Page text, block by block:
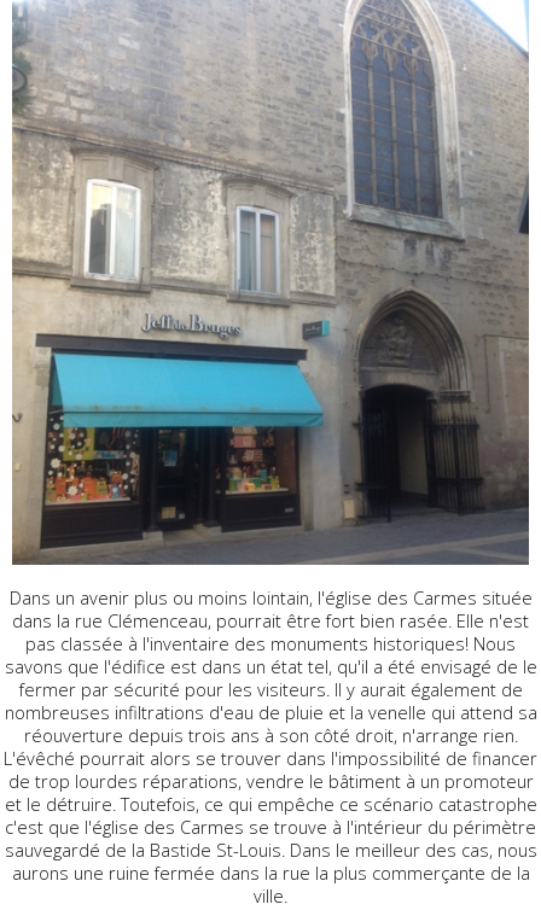
Dans un avenir plus ou moins lointain, l'église des Carmes située
dans la rue Clémenceau, pourrait être fort bien rasée. Elle n'est
pas classée à l'inventaire des monuments historiques! Nous
savons que l'édifice est dans un état tel, qu'il a été envisagé de le
fermer par sécurité pour les visiteurs. Il y aurait également de
nombreuses infiltrations d'eau de pluie et la venelle qui attend sa
réouverture depuis trois ans à son côté droit, n'arrange rien.
L'évêché pourrait alors se trouver dans l'impossibilité de financer
de trop lourdes réparations, vendre le bâtiment à un promoteur
et le détruire. Toutefois, ce qui empêche ce scénario catastrophe
c'est que l'église des Carmes se trouve à l'intérieur du périmètre
sauvegardé de la Bastide St-Louis. Dans le meilleur des cas, nous
aurons une ruine fermée dans la rue la plus commerçante de la
ville.